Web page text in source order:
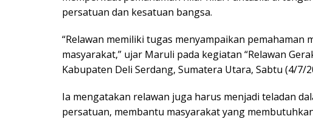
persatuan dan kesatuan bangsa.
“Relawan memiliki tugas menyampaikan pemahaman
masyarakat,” ujar Maruli pada kegiatan “Relawan
Kabupaten Deli Serdang, Sumatera Utara, Sabtu (4/7/
Ia mengatakan relawan juga harus menjadi teladan
persatuan, membantu masyarakat yang